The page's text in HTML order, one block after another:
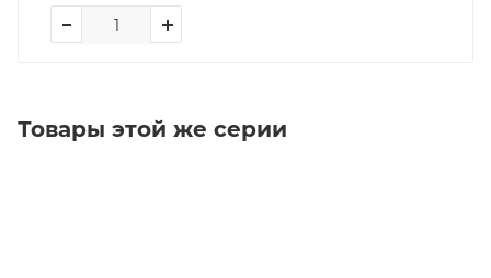
Товары этой же серии